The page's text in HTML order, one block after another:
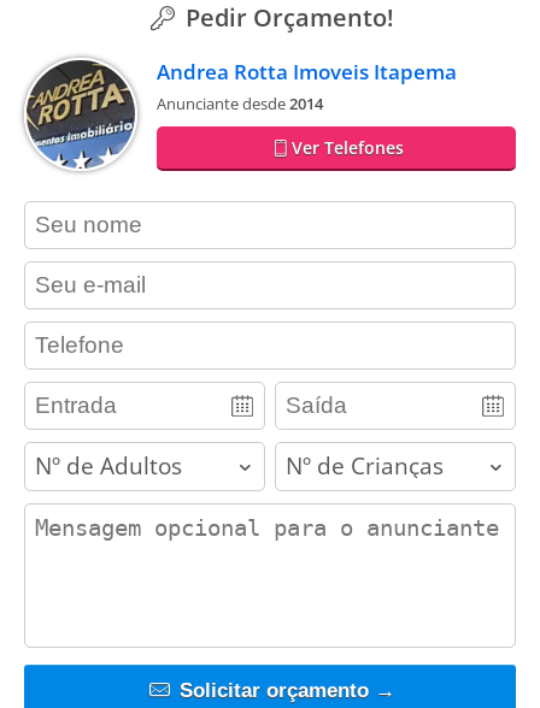
Pedir Orçamento!
Andrea Rotta Imoveis Itapema
Anunciante desde2014
Ver Telefones
contact_name
contact_email
contact_phone
adults children
contact_message
Solicitar orçamento →